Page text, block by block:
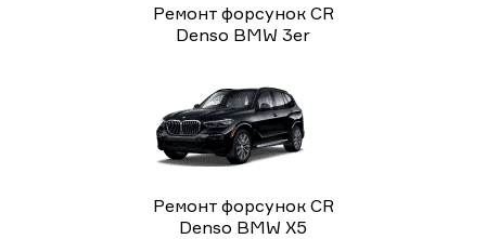
Ремонт форсунок CR
Denso BMW 3er
Ремонт форсунок CR
Denso BMW X5